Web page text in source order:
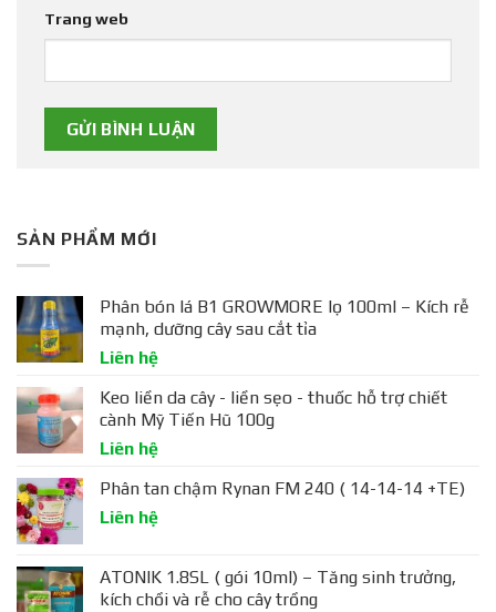
Trang web
SẢN PHẨM MỚI
Phân bón lá B1 GROWMORE lọ 100ml – Kích rễ
mạnh, dưỡng cây sau cắt tỉa
Liên hệ
Keo liền da cây - liền sẹo - thuốc hỗ trợ chiết
cành Mỹ Tiến Hũ 100g
Liên hệ
Phân tan chậm Rynan FM 240 ( 14-14-14 +TE)
Liên hệ
ATONIK 1.8SL ( gói 10ml) – Tăng sinh trưởng,
kích chồi và rễ cho cây trồng